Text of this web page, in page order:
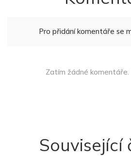
Pro přidání komentáře se
Zatím žádné komentáře.
Související